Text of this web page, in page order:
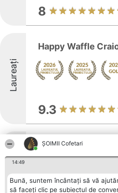
ȘOIMII Cofetari
14:49
Bună, suntem încântați să vă
să faceți clic pe subiectul de
8
Laureați
Happy Waffle
9.3
Vafe tort